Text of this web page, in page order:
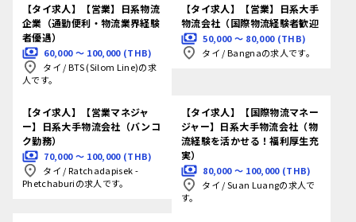
【タイ求人】【営業】日系物流
企業（通勤便利・物流業界経験
者優遇）
60,000 〜 100,000 (THB)
タイ /BTS (Silom Line)の求
人です。
【タイ求人】【営業】日系大手
物流会社（国際物流経験者歓迎
50,000 〜 80,000 (THB)
タイ /Bangnaの求人です。
【タイ求人】【営業マネジャ
ー】日系大手物流会社（バンコ
ク勤務）
70,000 〜 100,000 (THB)
タイ /Ratchadapisek -
Phetchaburiの求人です。
【タイ求人】【国際物流マネー
ジャー】日系大手物流会社（物
流経験を活かせる！福利厚生充
実）
80,000 〜 100,000 (THB)
タイ /Suan Luangの求人で
す。